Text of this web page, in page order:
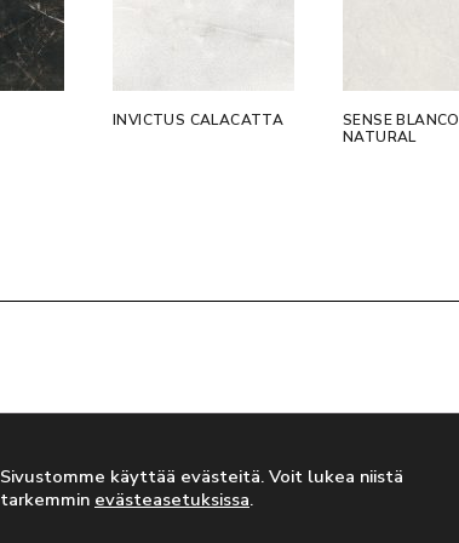
INVICTUS CALACATTA
SENSE BLANCO
NATURAL
Sivustomme käyttää evästeitä. Voit lukea niistä
tarkemmin evästeasetuksissa.